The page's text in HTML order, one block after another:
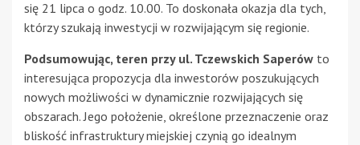
się 21 lipca o godz. 10.00. To doskonała okazja dla tych,
którzy szukają inwestycji w rozwijającym się regionie.
Podsumowując, teren przy ul. Tczewskich Saperów to
interesująca propozycja dla inwestorów poszukujących
nowych możliwości w dynamicznie rozwijających się
obszarach. Jego położenie, określone przeznaczenie oraz
bliskość infrastruktury miejskiej czynią go idealnym